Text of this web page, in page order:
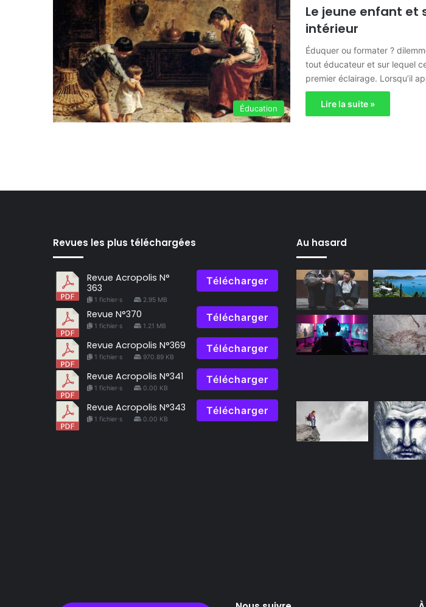
Éducation
Le jeune enfant et
intérieur
Éduquer ou formater ?
tout éducateur et sur lequel
premier éclairage. Lorsqu’il
Lire la suite »
Revues les plus téléchargées
Revue Acropolis N°
363
1 fichier·s 2.95 MB
Télécharger
Revue N°370
1 fichier·s 1.21 MB
Télécharger
Revue Acropolis N°369
1 fichier·s 970.89 KB
Télécharger
Revue Acropolis N°341
1 fichier·s 0.00 KB
Télécharger
Revue Acropolis N°343
1 fichier·s 0.00 KB
Télécharger
Au hasard